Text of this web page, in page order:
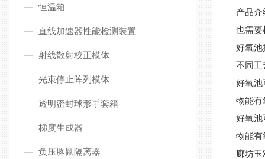
恒温箱
直线加速器性能检测装置
射线散射校正模体
光束停止阵列模体
透明密封球形手套箱
梯度生成器
负压豚鼠隔离器
产品
也需要
好氧池
不同工
好氧池
物能有
好氧池
物能有
廊坊